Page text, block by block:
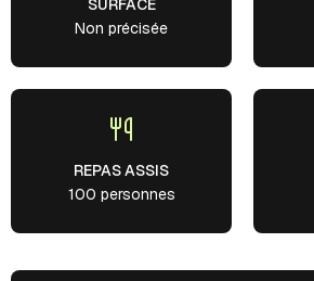
SURFACE
Non précisée
REPAS ASSIS
100 personnes